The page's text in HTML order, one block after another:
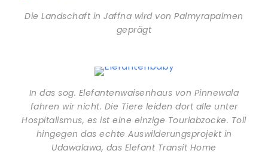
Die Landschaft in Jaffna wird von Palmyrapalmen
geprägt
In das sog. Elefantenwaisenhaus von Pinnewala
fahren wir nicht. Die Tiere leiden dort alle unter
Hospitalismus, es ist eine einzige Touriabzocke. Toll
hingegen das echte Auswilderungsprojekt in
Udawalawa, das Elefant Transit Home